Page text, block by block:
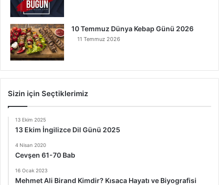
10 Temmuz Dünya Kebap Günü 2026
11 Temmuz 2026
Sizin için Seçtiklerimiz
13 Ekim 2025
13 Ekim İngilizce Dil Günü 2025
4 Nisan 2020
Cevşen 61-70 Bab
16 Ocak 2023
Mehmet Ali Birand Kimdir? Kısaca Hayatı ve Biyografisi